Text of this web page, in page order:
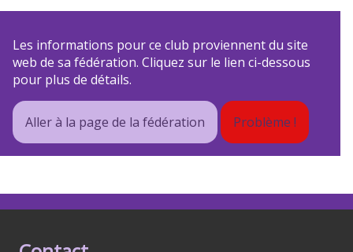
Les informations pour ce club proviennent du site
web de sa fédération. Cliquez sur le lien ci-dessous
pour plus de détails.
Aller à la page de la fédération Problème !